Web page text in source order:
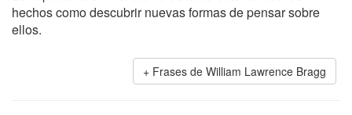
hechos como descubrir nuevas formas de pensar sobre
ellos.
Frases de William Lawrence Bragg